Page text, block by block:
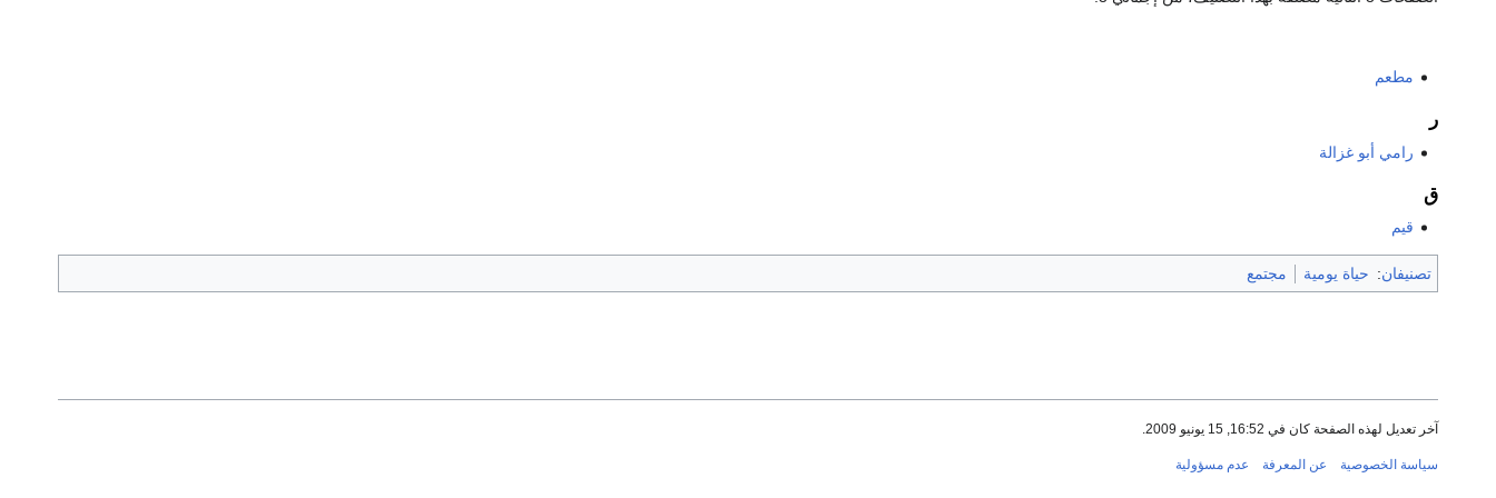
مطعم
ر
رامي أبو غزالة
ق
قيم
تصنيفان: حياة يومية مجتمع
آخر تعديل لهذه الصفحة كان في 16:52, 15 يونيو 2009.
سياسة الخصوصية عن المعرفة عدم مسؤولية